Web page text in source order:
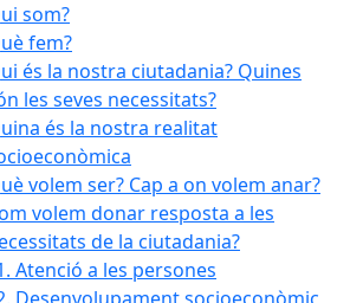
som?
fem?
és la nostra ciutadania? Quines
les seves necessitats?
és la nostra realitat
volem ser? Cap a on volem anar?
volem donar resposta a les
de la ciutadania?
Atenció a les persones